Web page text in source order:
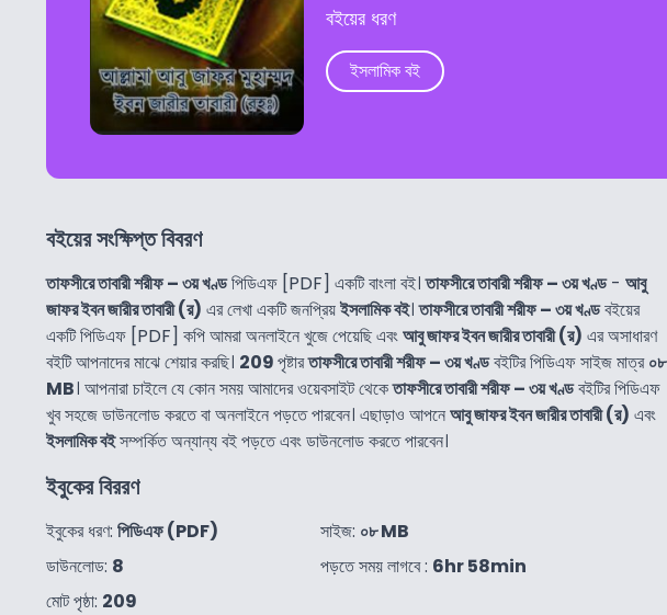
বইয়ের ধরণ
ইসলামিক বই
বইয়ের সংক্ষিপ্ত বিবরণ
তাফসীরে তাবারী শরীফ – ৩য় খণ্ডপিডিএফ [PDF] একটি বাংলা বই।তাফসীরে তাবারী শরীফ – ৩য় খণ্ড- আবু
জাফর ইবন জারীর তাবারী (র) এর লেখা একটি জনপ্রিয়ইসলামিক বই।তাফসীরে তাবারী শরীফ – ৩য় খণ্ডবইয়ের
একটি পিডিএফ [PDF] কপি আমরা অনলাইনে খুজে পেয়েছি এবংআবু জাফর ইবন জারীর তাবারী (র) এর অসাধারণ
বইটি আপনাদের মাঝে শেয়ার করছি। 209পৃষ্টারতাফসীরে তাবারী শরীফ – ৩য় খণ্ডবইটির পিডিএফ সাইজ মাত্র০৮
MB। আপনারা চাইলে যে কোন সময় আমাদের ওয়েবসাইট থেকেতাফসীরে তাবারী শরীফ – ৩য় খণ্ডবইটির পিডিএফ
খুব সহজে ডাউনলোড করতে বা অনলাইনে পড়তে পারবেন। এছাড়াও আপনেআবু জাফর ইবন জারীর তাবারী (র) এবং
ইসলামিক বইসম্পর্কিত অন্যান্য বই পড়তে এবং ডাউনলোড করতে পারবেন।
ইবুকের বিররণ
ইবুকের ধরণ: পিডিএফ (PDF)
ডাউনলোড: 8
মোট পৃষ্ঠা: 209
সাইজ: ০৮ MB
পড়তে সময় লাগবে : 6hr 58min